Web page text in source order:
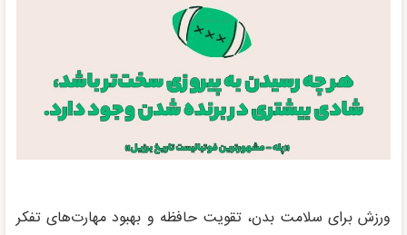
ورزش برای سلامت بدن، تقویت حافظه و بهبود مهارت‌های تفکر